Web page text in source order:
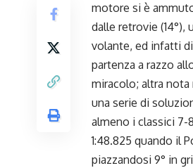
motore si è
dalle retrovie (14°),
volante, ed infatti
partenza a razzo
miracolo; altra nota
una serie di
almeno i classici
1:48.825 quando il
piazzandosi 9° in